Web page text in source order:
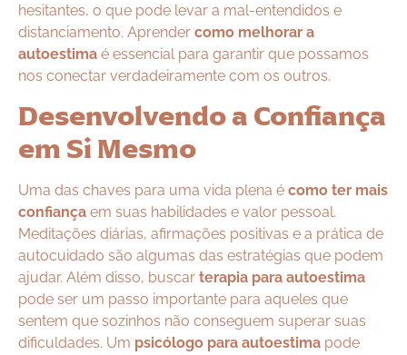
hesitantes, o que pode levar a mal-entendidos e
distanciamento. Aprender como melhorar a
autoestima é essencial para garantir que possamos
nos conectar verdadeiramente com os outros.
Desenvolvendo a Confiança
em Si Mesmo
Uma das chaves para uma vida plena é como ter mais
confiança em suas habilidades e valor pessoal.
Meditações diárias, afirmações positivas e a prática de
autocuidado são algumas das estratégias que podem
ajudar. Além disso, buscar terapia para autoestima
pode ser um passo importante para aqueles que
sentem que sozinhos não conseguem superar suas
dificuldades. Um psicólogo para autoestima pode